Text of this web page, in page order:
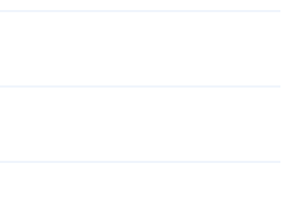
তৈরি করা হয়েছে। তাদের অন্যান্য গেমগুলি এখানে
ইমেজ খেলতে পারি?
ইমেজ খেলতে পারেন।